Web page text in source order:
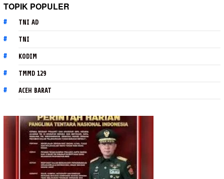
TOPIK POPULER
TNI AD
TNI
KODIM
TMMD 129
ACEH BARAT